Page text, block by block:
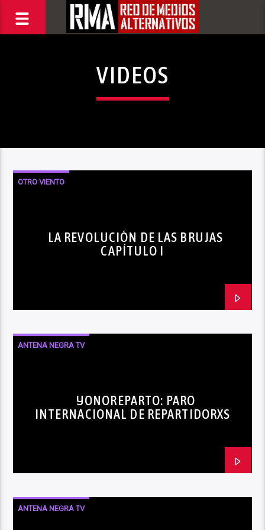
VIDEOS
OTRO VIENTO
LA REVOLUCIÓN DE LAS BRUJAS
CAPÍTULO I
ANTENA NEGRA TV
#YONOREPARTO: PARO
INTERNACIONAL DE REPARTIDORXS
ANTENA NEGRA TV